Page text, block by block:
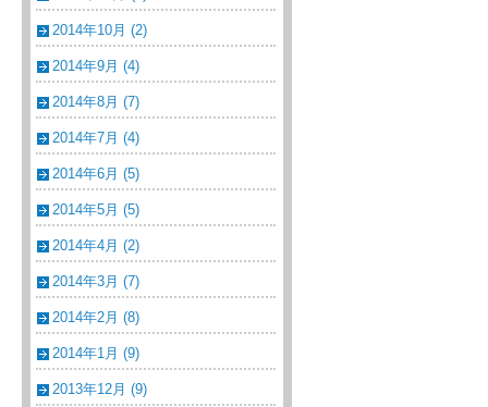
2014年10月 (2)
2014年9月 (4)
2014年8月 (7)
2014年7月 (4)
2014年6月 (5)
2014年5月 (5)
2014年4月 (2)
2014年3月 (7)
2014年2月 (8)
2014年1月 (9)
2013年12月 (9)